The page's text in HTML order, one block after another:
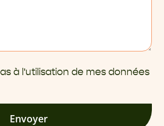
à l'utilisation de mes données
Envoyer